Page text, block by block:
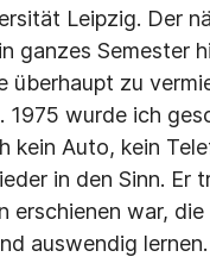
Leipzig. Der
ganzes Semester
überhaupt zu
1975 wurde ich
kein Auto, kein
in den Sinn. Er
erschienen war, die
auswendig